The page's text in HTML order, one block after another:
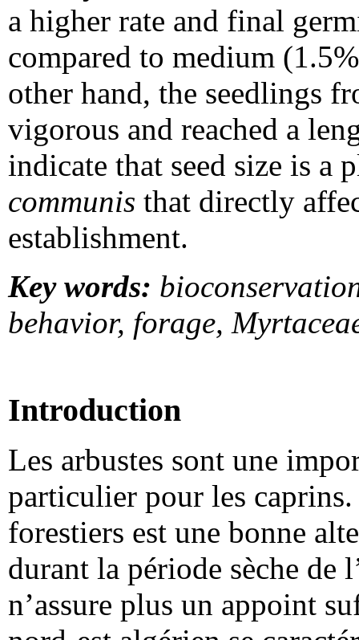
a higher rate and final
compared to medium
other hand, the seedlings
vigorous and reached a
indicate that seed size is a
communis that directly
establishment.
Key words:
behavior, forage,
Introduction
Les arbustes sont une
particulier pour les
forestiers est une bonne
durant la période sèche de
n’assure plus un appoint